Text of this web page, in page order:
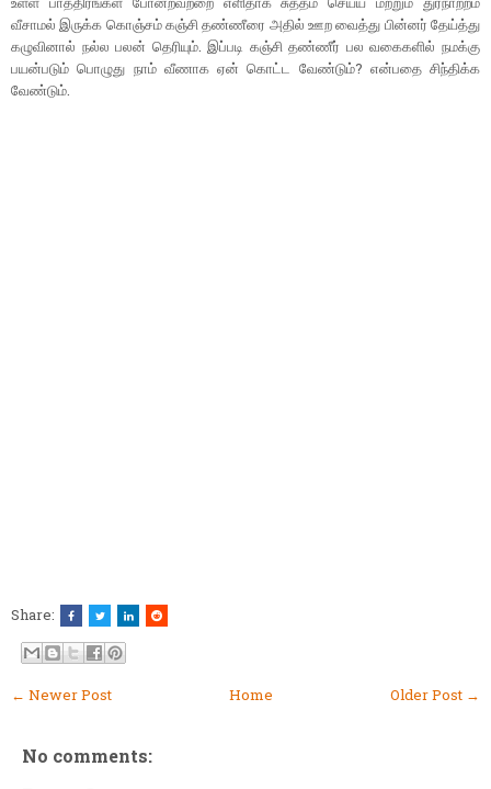
வீசாமல் இருக்க கொஞ்சம் கஞ்சி தண்ணீரை அதில் ஊற வைத்து பின்னர் தேய்த்து
கழுவினால் நல்ல பலன் தெரியும். இப்படி கஞ்சி தண்ணீர் பல வகைகளில் நமக்கு
பயன்படும் பொழுது நாம் வீணாக ஏன் கொட்ட வேண்டும்? என்பதை சிந்திக்க
வேண்டும்.
Share:
← Newer Post Older Post →
Home
No comments: